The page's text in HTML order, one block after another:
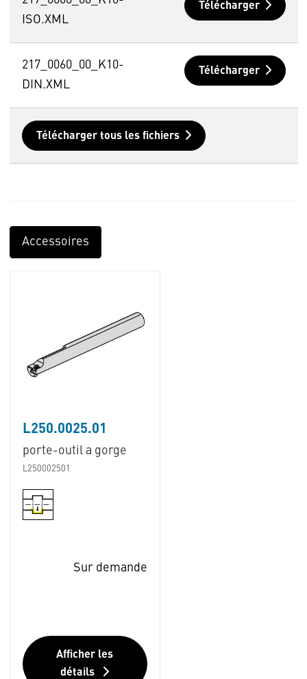
ISO.XML
Télécharger
217_0060_00_K10-
DIN.XML
Télécharger
Télécharger tous les fichiers
Accessoires
L250.0025.01
porte-outil a gorge
L250002501
Sur demande
Afficher les
détails